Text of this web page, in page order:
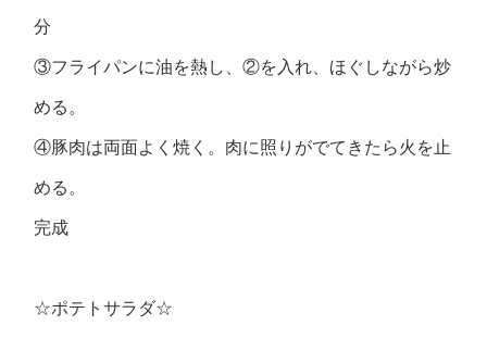
分
③フライパンに油を熱し、②を入れ、ほぐしながら炒
める。
④豚肉は両面よく焼く。肉に照りがでてきたら火を止
める。
完成
☆ポテトサラダ☆